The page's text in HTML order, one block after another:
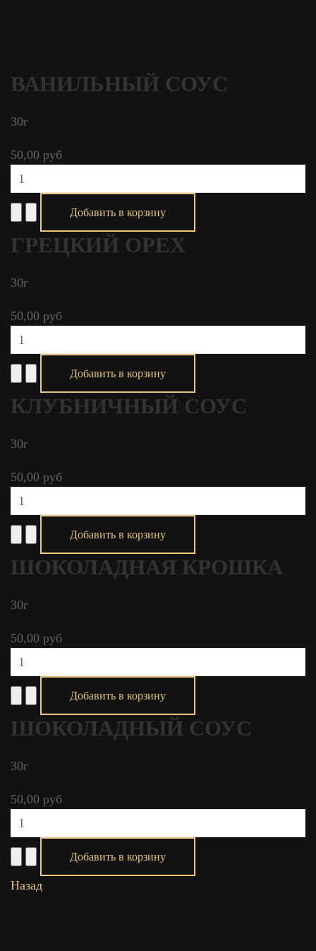
ВАНИЛЬНЫЙ СОУС
30г
50,00 руб
ГРЕЦКИЙ ОРЕХ
30г
50,00 руб
КЛУБНИЧНЫЙ СОУС
30г
50,00 руб
ШОКОЛАДНАЯ КРОШКА
30г
50,00 руб
ШОКОЛАДНЫЙ СОУС
30г
50,00 руб
Назад